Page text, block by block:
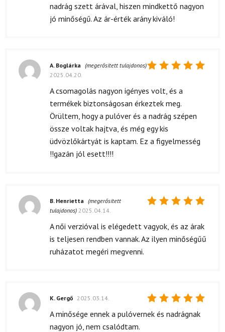
nadrág szett árával, hiszen mindkettő nagyon
jó minőségű. Az ár-érték arány kiváló!
5 / 5
A. Boglárka (megerősített tulajdonos)
2025.04.20.
A csomagolás nagyon igényes volt, és a
termékek biztonságosan érkeztek meg.
Örültem, hogy a pulóver és a nadrág szépen
össze voltak hajtva, és még egy kis
üdvözlőkártyát is kaptam. Ez a figyelmesség
!!gazán jól esett!!!!
5/ 5
B. Henrietta (megerősített
tulajdonos) 2025.04.14.
A női verzióval is elégedett vagyok, és az árak
is teljesen rendben vannak. Az ilyen minőségűű
ruházatot megéri megvenni.
Értékelés:
K. Gergő 2025.03.14.
A minősége ennek a pulóvernek és nadrágnak
nagyon jó, nem csalódtam.